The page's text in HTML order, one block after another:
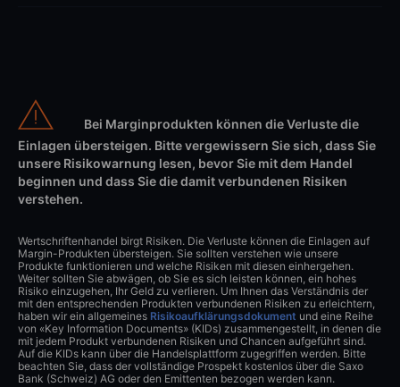
Bei Marginprodukten können die Verluste die
Einlagen übersteigen. Bitte vergewissern Sie sich, dass Sie
unsere Risikowarnung lesen, bevor Sie mit dem Handel
beginnen und dass Sie die damit verbundenen Risiken
verstehen.
Wertschriftenhandel birgt Risiken. Die Verluste können die Einlagen auf
Margin-Produkten übersteigen. Sie sollten verstehen wie unsere
Produkte funktionieren und welche Risiken mit diesen einhergehen.
Weiter sollten Sie abwägen, ob Sie es sich leisten können, ein hohes
Risiko einzugehen, Ihr Geld zu verlieren. Um Ihnen das Verständnis der
mit den entsprechenden Produkten verbundenen Risiken zu erleichtern,
haben wir ein allgemeines Risikoaufklärungsdokument und eine Reihe
von «Key Information Documents» (KIDs) zusammengestellt, in denen die
mit jedem Produkt verbundenen Risiken und Chancen aufgeführt sind.
Auf die KIDs kann über die Handelsplattform zugegriffen werden. Bitte
beachten Sie, dass der vollständige Prospekt kostenlos über die Saxo
Bank (Schweiz) AG oder den Emittenten bezogen werden kann.